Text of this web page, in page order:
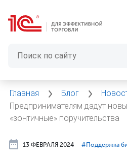
Главная Блог
Предпринимателям дадут
«зонтичные» поручительства
13 ФЕВРАЛЯ 2024 #⁣Поддержка